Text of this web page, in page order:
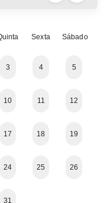
Sexta Sábado
3 4 5
10 11 12
17 18 19
24 25 26
31